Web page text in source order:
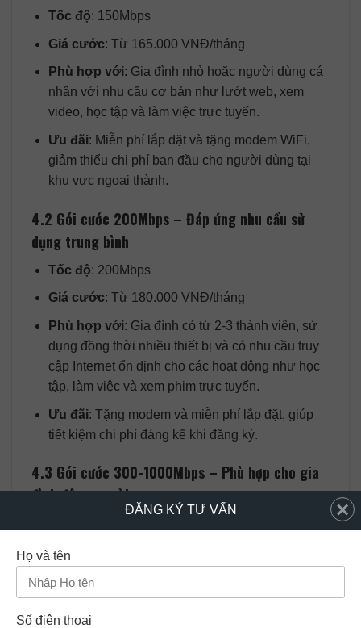
Tốc độ: 150Mbps
Giá cước: Từ 165.000 VNĐ/tháng
Phù hợp với: Gia đình nhỏ hoặc người dùng cá
nhân với nhu cầu cơ bản như lướt web, xem
video, học tập và làm việc trực tuyến.
Ưu đãi: Miễn phí lắp đặt và tặng modem WiFi,
giảm thiểu chi phí ban đầu cho người dùng tại
khu vực ngoại thành.
4.2 Gói cước 200Mbps – Đáp ứng nhu cầu sử
dụng trung bình
Tốc độ: 200Mbps
Giá cước: Từ 180.000 VNĐ/tháng
Phù hợp với: Gia đình có từ 2-3 thành viên, sử
dụng đồng thời nhiều thiết bị và có nhu cầu truy
cập Internet ổn định cho các hoạt động như học
tập, làm việc và xem phim trực tuyến.
Ưu đãi: Tặng modem và miễn phí lắp đặt, giúp
tiết kiệm chi phí đáng kể khi đăng ký.
4.3 Gói cước 300-1000Mbps – Phù hợp cho gia
đình đông người
Giá cước
Phù hợp với
nối nhiều thiết bị cùng lúc và sử dụng Internet với
băng thông lớn cho học tập, làm việc và giải trí
ĐĂNG KÝ TƯ VẤN
Họ và tên
Số điện thoại
×